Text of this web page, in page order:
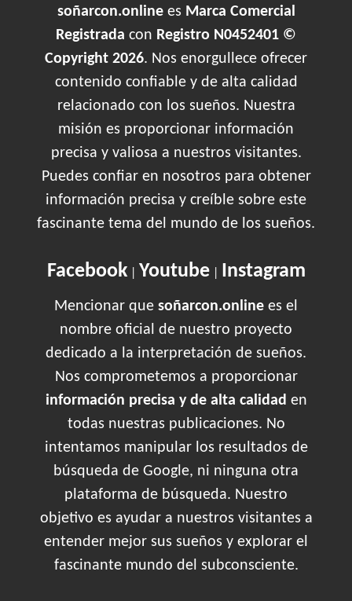
soñarcon.onlinees Marca Comercial
Registrada con Registro N0452401 ©
Copyright 2026. Nos enorgullece ofrecer
contenido confiable y de alta calidad
relacionado con los sueños. Nuestra
misión es proporcionar información
precisa y valiosa a nuestros visitantes.
Puedes confiar en nosotros para obtener
información precisa y creíble sobre este
fascinante tema del mundo de los sueños.
Facebook| Youtube| Instagram
Mencionar que soñarcon.online es el
nombre oficial de nuestro proyecto
dedicado a la interpretación de sueños.
Nos comprometemos a proporcionar
información precisa y de alta calidad en
todas nuestras publicaciones. No
intentamos manipular los resultados de
búsqueda de Google, ni ninguna otra
plataforma de búsqueda. Nuestro
objetivo es ayudar a nuestros visitantes a
entender mejor sus sueños y explorar el
fascinante mundo del subconsciente.